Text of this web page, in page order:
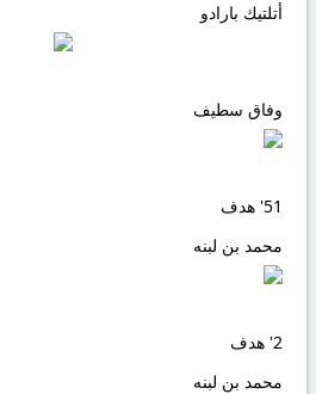
أتلتيك بارادو
وفاق سطيف
51' هدف
محمد بن لبنه
2' هدف
محمد بن لبنه